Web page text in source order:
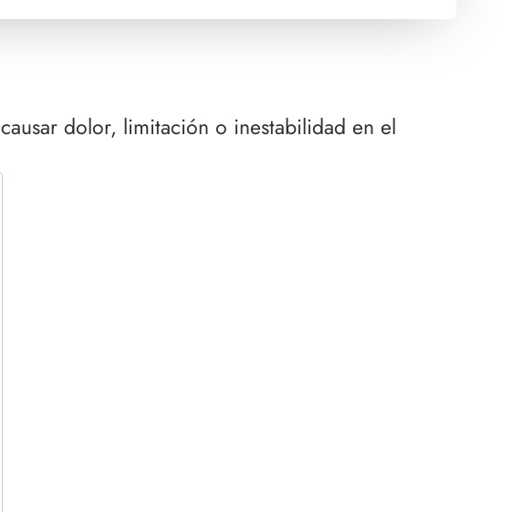
dolor, limitación o inestabilidad en el